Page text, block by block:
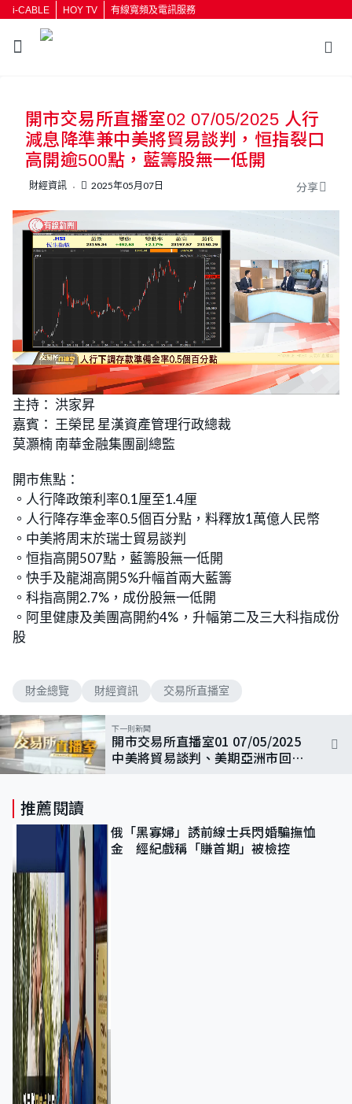
i-CABLE HOY TV 有線寬頻及電訊服務
按輸入鍵開始搜尋
開市交易所直播室02 07/05/2025 人行
減息降準兼中美將貿易談判，恒指裂口
高開逾500點，藍籌股無一低開
財經資訊 2025年05月07日 分享
n
m
u
t
e
o
e
d
:
2
主持： 洪家昇
嘉賓： 王榮昆 星漢資產管理行政總裁
莫灝楠 南華金融集團副總監
開市焦點：
。人行降政策利率0.1厘至1.4厘
。人行降存準金率0.5個百分點，料釋放1萬億人民幣
。中美將周末於瑞士貿易談判
。恒指高開507點，藍籌股無一低開
。快手及龍湖高開5%升幅首兩大藍籌
。科指高開2.7%，成份股無一低開
。阿里健康及美團高開約4%，升幅第二及三大科指成份
股
財金總覽 財經資訊 交易所直播室
下一則新聞
開市交易所直播室01 07/05/2025
中美將貿易談判、美期亞洲市回
推薦閱讀
俄「黑寡婦」誘前線士兵閃婚騙撫恤
金 經紀戲稱「賺首期」被檢控